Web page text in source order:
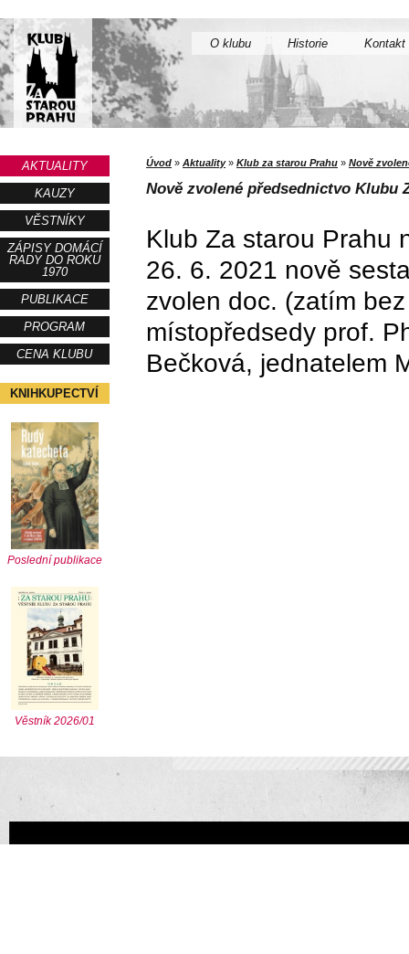
O klubu Historie Kontakt
AKTUALITY
KAUZY
VĚSTNÍKY
ZÁPISY DOMÁCÍ
RADY DO ROKU
1970
PUBLIKACE
PROGRAM
CENA KLUBU
KNIHKUPECTVÍ
Poslední publikace
Věstník 2026/01
Úvod » Aktuality» Klub za starou Prahu » Nově
Nově zvolené předsednictvo Klubu
Klub Za starou Prahu
26. 6. 2021 nově
zvolen doc. (zatím
místopředsedy prof.
Bečková, jednatelem